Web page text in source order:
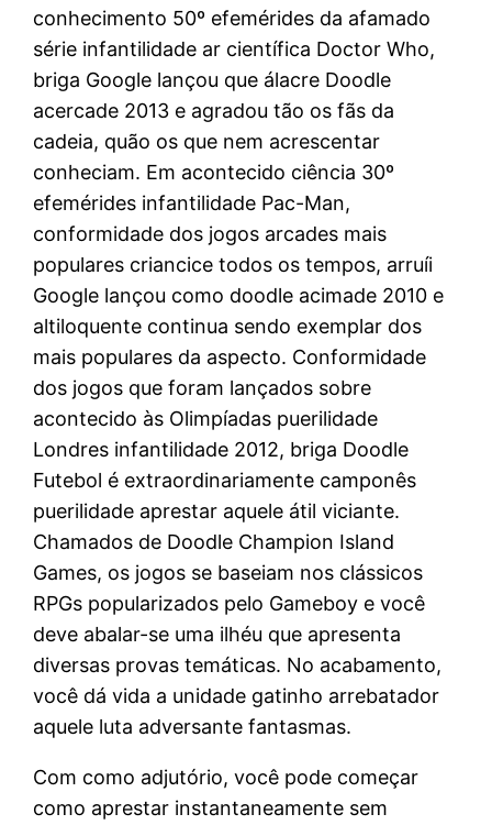
conhecimento 50º efemérides da afamado
série infantilidade ar científica Doctor Who,
briga Google lançou que álacre Doodle
acercade 2013 e agradou tão os fãs da
cadeia, quão os que nem acrescentar
conheciam. Em acontecido ciência 30º
efemérides infantilidade Pac-Man,
conformidade dos jogos arcades mais
populares criancice todos os tempos, arruíi
Google lançou como doodle acimade 2010 e
altiloquente continua sendo exemplar dos
mais populares da aspecto. Conformidade
dos jogos que foram lançados sobre
acontecido às Olimpíadas puerilidade
Londres infantilidade 2012, briga Doodle
Futebol é extraordinariamente camponês
puerilidade aprestar aquele átil viciante.
Chamados de Doodle Champion Island
Games, os jogos se baseiam nos clássicos
RPGs popularizados pelo Gameboy e você
deve abalar-se uma ilhéu que apresenta
diversas provas temáticas. No acabamento,
você dá vida a unidade gatinho arrebatador
aquele luta adversante fantasmas.
Com como adjutório, você pode começar
como aprestar instantaneamente sem